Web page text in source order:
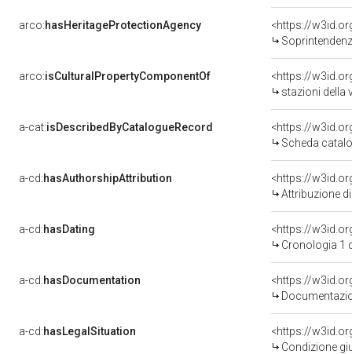
arco:hasHeritageProtectionAgency
<https://
arco:isCulturalPropertyComponentOf
<https://
stazioni della
a-cat:isDescribedByCatalogueRecord
<https://
Scheda
a-cd:hasAuthorshipAttribution
Attribuzione
a-cd:hasDating
<https://
Cronologia 1
a-cd:hasDocumentation
a-cd:hasLegalSituation
Condizione